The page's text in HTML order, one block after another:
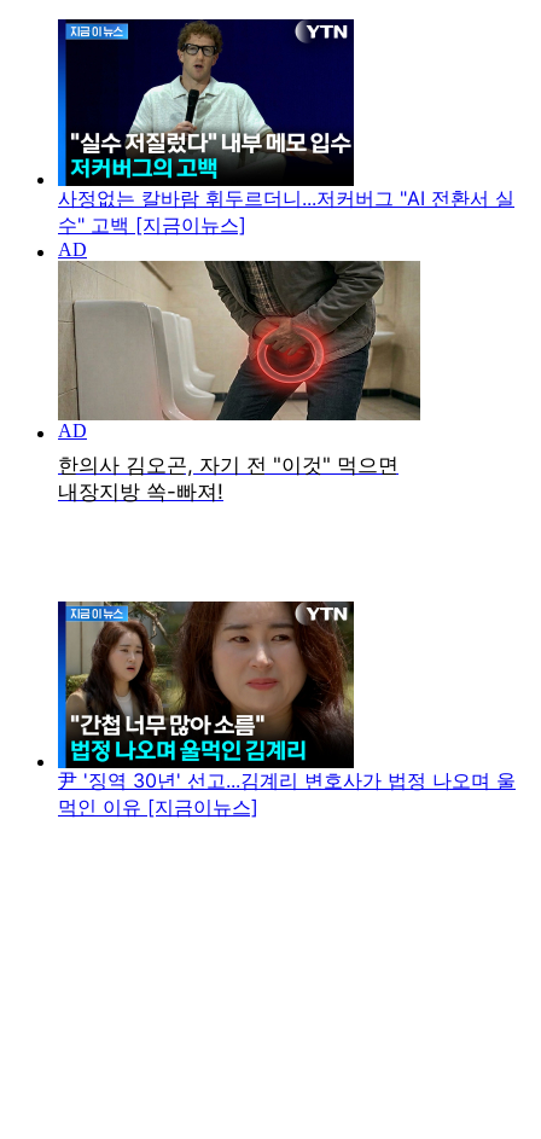
사정없는 칼바람 휘두르더니...저커버그 "AI 전환서 실
수" 고백 [지금이뉴스]
尹 '징역 30년' 선고...김계리 변호사가 법정 나오며 울
먹인 이유 [지금이뉴스]